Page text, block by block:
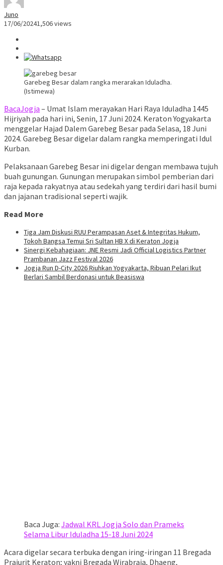
Juno
17/06/20241,506 views
Garebeg Besar dalam rangka merarakan Iduladha.
(Istimewa)
BacaJogja – Umat Islam merayakan Hari Raya Iduladha 1445
Hijriyah pada hari ini, Senin, 17 Juni 2024. Keraton Yogyakarta
menggelar Hajad Dalem Garebeg Besar pada Selasa, 18 Juni
2024. Garebeg Besar digelar dalam rangka memperingati Idul
Kurban.
Pelaksanaan Garebeg Besar ini digelar dengan membawa tujuh
buah gunungan. Gunungan merupakan simbol pemberian dari
raja kepada rakyatnya atau sedekah yang terdiri dari hasil bumi
dan jajanan tradisional seperti wajik.
Read More
Tiga Jam Diskusi RUU Perampasan Aset & Integritas Hukum,
Tokoh Bangsa Temui Sri Sultan HB X di Keraton Jogja
Sinergi Kebahagiaan: JNE Resmi Jadi Official Logistics Partner
Prambanan Jazz Festival 2026
Jogja Run D-City 2026 Riuhkan Yogyakarta, Ribuan Pelari Ikut
Berlari Sambil Berdonasi untuk Beasiswa
Baca Juga: Jadwal KRL Jogja Solo dan Prameks
Selama Libur Iduladha 15-18 Juni 2024
Acara digelar secara terbuka dengan iring-iringan 11 Bregada
Prajurit Keraton; yakni Bregada Wirabraja, Dhaeng,